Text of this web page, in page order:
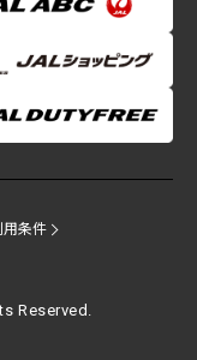
用条件
Reserved.